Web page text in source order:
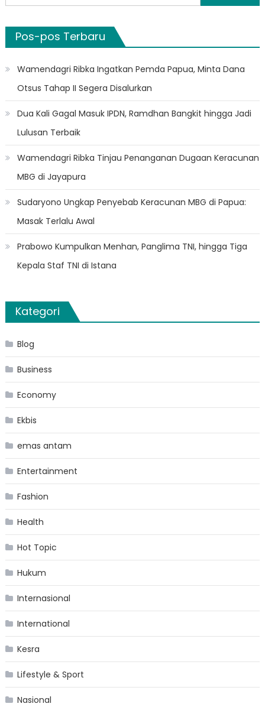
untuk:
Pos-pos Terbaru
Wamendagri Ribka Ingatkan Pemda Papua, Minta Dana
Otsus Tahap II Segera Disalurkan
Dua Kali Gagal Masuk IPDN, Ramdhan Bangkit hingga Jadi
Lulusan Terbaik
Wamendagri Ribka Tinjau Penanganan Dugaan Keracunan
MBG di Jayapura
Sudaryono Ungkap Penyebab Keracunan MBG di Papua:
Masak Terlalu Awal
Prabowo Kumpulkan Menhan, Panglima TNI, hingga Tiga
Kepala Staf TNI di Istana
Kategori
Blog
Business
Economy
Ekbis
emas antam
Entertainment
Fashion
Health
Hot Topic
Hukum
Internasional
International
Kesra
Lifestyle & Sport
Nasional